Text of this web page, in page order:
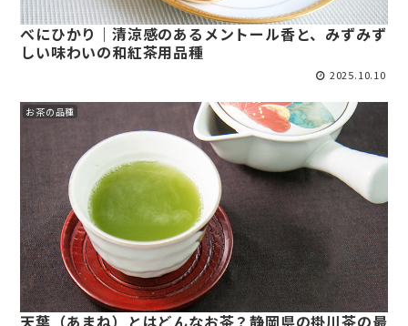
べにひかり｜清涼感のあるメントール香と、みずみず
しい味わいの和紅茶用品種
2025.10.10
お茶の品種
天葉（あまね）とはどんなお茶？静岡県の掛川茶の最